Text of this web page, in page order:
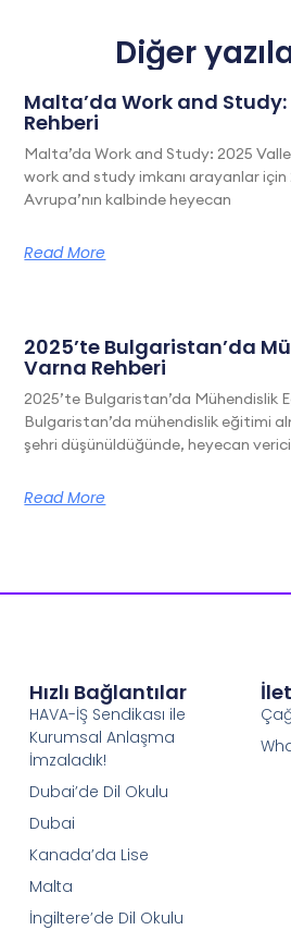
Diğer
Malta’da Work and
Rehberi
Malta’da Work and Study: 2025
work and study imkanı arayanlar için
Avrupa’nın kalbinde heyecan
Read More
2025’te Bulgaristan’da
Varna Rehberi
2025’te Bulgaristan’da Mühendislik
Bulgaristan’da mühendislik eğitimi
şehri düşünüldüğünde, heyecan
Read More
Hızlı Bağlantılar
HAVA-İŞ Sendikası ile
Kurumsal Anlaşma
İmzaladık!
Dubai’de Dil Okulu
Dubai
Kanada’da Lise
Malta
İngiltere’de Dil Okulu